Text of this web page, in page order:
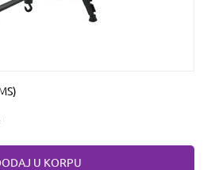
U KORPU